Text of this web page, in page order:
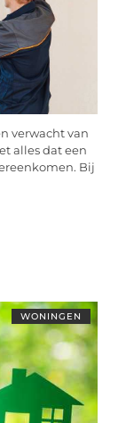
verwacht van
alles dat een
Bij
WONINGEN